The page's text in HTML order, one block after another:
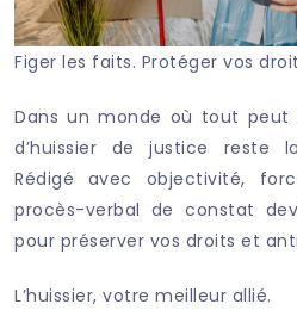
Figer les faits. Protéger vos
Dans un monde où tout
d’huissier de justice reste
Rédigé avec objectivité,
procès-verbal de constat
pour préserver vos droits et
L’huissier, votre meilleur allié.